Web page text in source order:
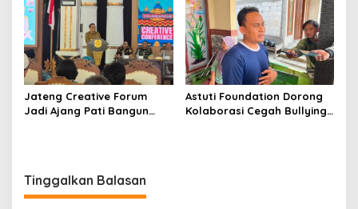
Jateng Creative Forum
Jadi Ajang Pati Bangun
Astuti Foundation Dorong
Kolaborasi Cegah Bullying
Tinggalkan Balasan